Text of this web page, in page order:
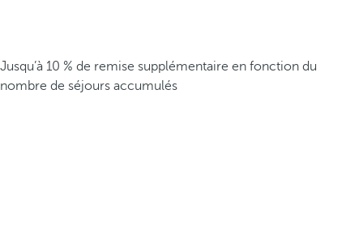
Jusqu’à 10 % de remise supplémentaire en fonction du
nombre de séjours accumulés